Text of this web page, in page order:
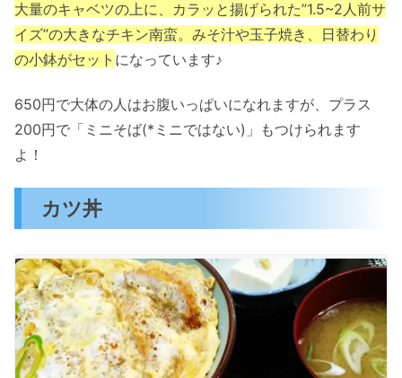
大量のキャベツの上に、カラッと揚げられた”1.5~2人前サ
イズ”の大きなチキン南蛮。みそ汁や玉子焼き、日替わり
の小鉢がセット になっています♪
650円で大体の人はお腹いっぱいになれますが、プラス
200円で「ミニそば(*ミニではない)」もつけられます
よ！
カツ丼